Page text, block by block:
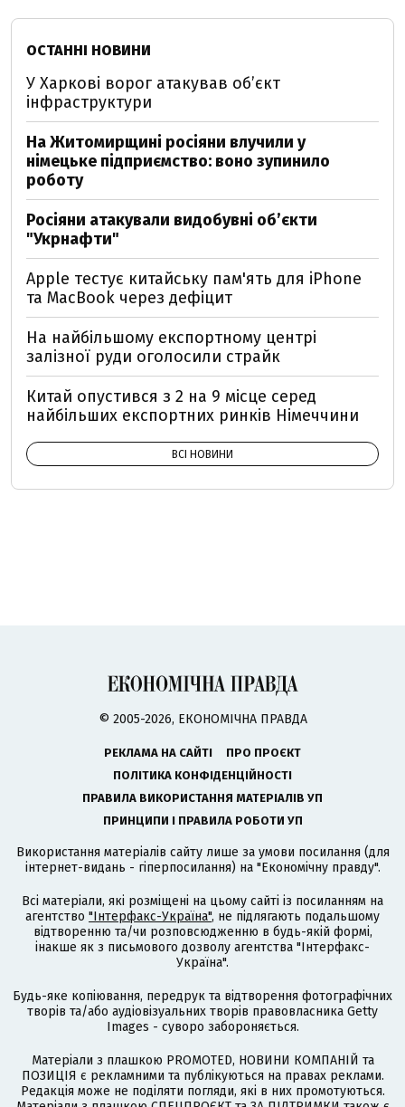
ОСТАННІ НОВИНИ
У Харкові ворог атакував обʼєкт
інфраструктури
На Житомирщині росіяни влучили у
німецьке підприємство: воно зупинило
роботу
Росіяни атакували видобувні обʼєкти
"Укрнафти"
Apple тестує китайську пам'ять для iPhone
та MacBook через дефіцит
На найбільшому експортному центрі
залізної руди оголосили страйк
Китай опустився з 2 на 9 місце серед
найбільших експортних ринків Німеччини
ВСІ НОВИНИ
© 2005-2026, ЕКОНОМІЧНА ПРАВДА
РЕКЛАМА НА САЙТІ
ПРО ПРОЄКТ
ПОЛІТИКА КОНФІДЕНЦІЙНОСТІ
ПРАВИЛА ВИКОРИСТАННЯ МАТЕРІАЛІВ УП
ПРИНЦИПИ І ПРАВИЛА РОБОТИ УП
Використання матеріалів сайту лише за умови посилання (для
інтернет-видань - гіперпосилання) на "Економічну правду".
Всі матеріали, які розміщені на цьому сайті із посиланням на
агентство "Інтерфакс-Україна", не підлягають подальшому
відтворенню та/чи розповсюдженню в будь-якій формі,
інакше як з письмового дозволу агентства "Інтерфакс-
Україна".
Будь-яке копіювання, передрук та відтворення фотографічних
творів та/або аудіовізуальних творів правовласника Getty
Images - суворо забороняється.
Матеріали з плашкою PROMOTED, НОВИНИ КОМПАНІЙ та
ПОЗИЦІЯ є рекламними та публікуються на правах реклами.
Редакція може не поділяти погляди, які в них промотуються.